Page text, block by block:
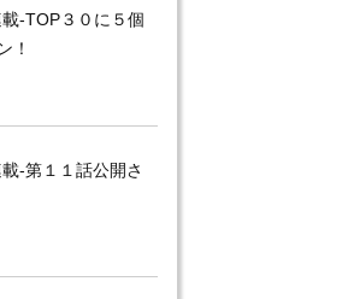
-TOP３０に５個
！
-第１１話公開さ